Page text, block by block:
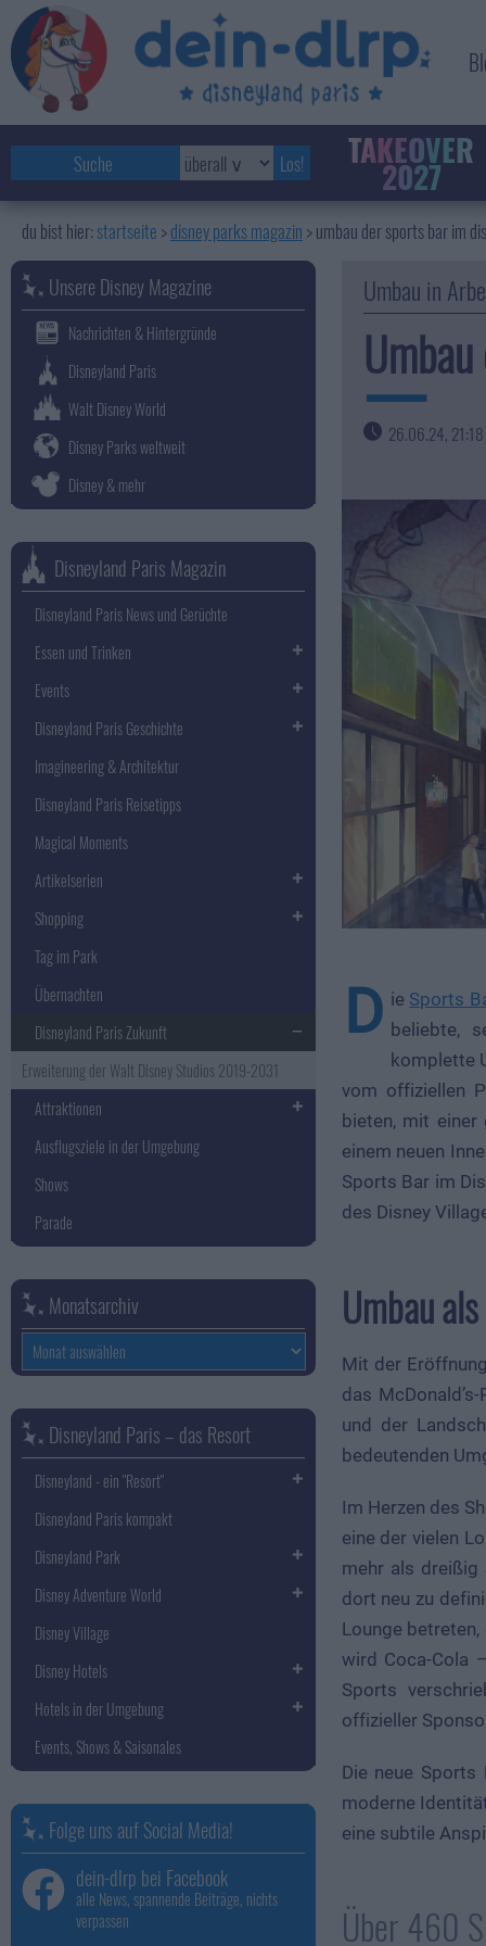
TAKEOVER
2027
startseite disney parks magazin >umbau der sports bar im
Umbau in
26.06.24, 21:18
D ie Sports
beliebte,
komplette
vom offiziellen
bieten, mit einer
einem neuen
Sports Bar im
des Disney
Umbau
Mit der
das
und der
bedeutenden
Im Herzen des
eine der vielen
mehr als dreißig
dort neu zu
Lounge
wird Coca-Cola
Sports
offizieller
Die neue
moderne
eine subtile
Über 460
Unsere Disney Magazine
Nachrichten & Hintergründe
Disneyland Paris
Walt Disney World
Disney Parks weltweit
Disney & mehr
Disneyland Paris Magazin
Disneyland Paris News und Gerüchte
Essen und Trinken
Events
Disneyland Paris Geschichte
Imagineering & Architektur
Disneyland Paris Reisetipps
Magical Moments
Artikelserien
Shopping
Tag im Park
Übernachten
Disneyland Paris Zukunft
Erweiterung der Walt Disney Studios 2019-2031
Attraktionen
Ausflugsziele in der Umgebung
Shows
Parade
Monatsarchiv
Monatsarchiv
Disneyland Paris – das Resort
Disneyland - ein "Resort"
Disneyland Paris kompakt
Disneyland Park
Disney Adventure World
Disney Village
Disney Hotels
Hotels in der Umgebung
Events, Shows & Saisonales
Folge uns auf Social Media!
dein-dlrp bei Facebook
alle News, spannende Beiträge, nichts
verpassen